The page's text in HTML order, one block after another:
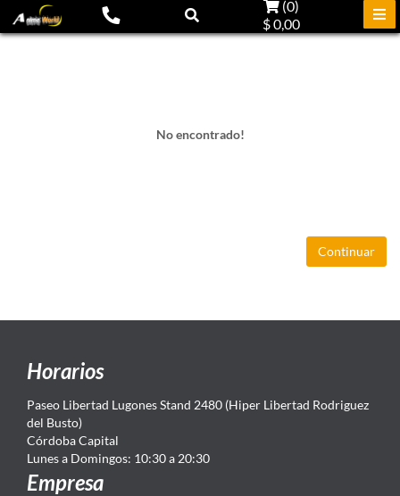
(0)
$ 0,00
No encontrado!
Continuar
Horarios
Paseo Libertad Lugones Stand 2480 (Hiper Libertad Rodriguez
del Busto)
Córdoba Capital
Lunes a Domingos: 10:30 a 20:30
Empresa